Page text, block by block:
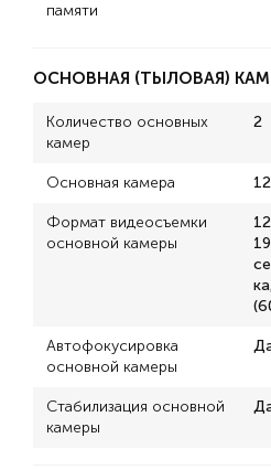
памяти
ОСНОВНАЯ (ТЫЛОВАЯ)
Количество основных
камер
2
Основная камера
Формат видеосъемки
основной камеры
Автофокусировка
основной камеры
Стабилизация основной
камеры